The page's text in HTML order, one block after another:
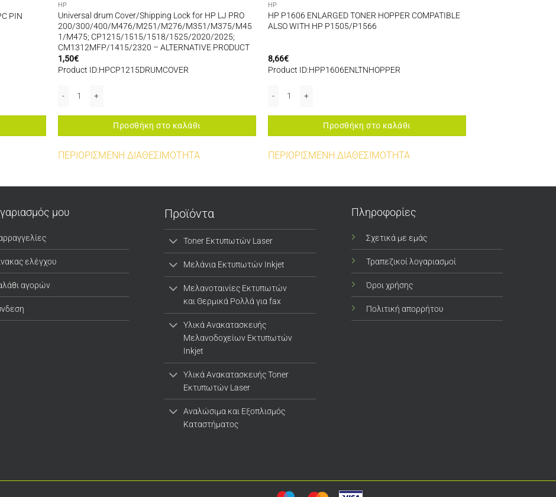
PIN
HP
Universal drum Cover/Shipping Lock for HP LJ PRO
200/300/400/M476/M251/M276/M351/M375/M45
1/M475; CP1215/1515/1518/1525/2020/2025;
CM1312MFP/1415/2320 – ALTERNATIVE PRODUCT
1,50€
Product ID:HPCP1215DRUMCOVER
Προσθήκη στο καλάθι
ΠΕΡΙΟΡΙΣΜΕΝΗ ΔΙΑΘΕΣΙΜΟΤΗΤΑ
HP
HP P1606 ENLARGED TONER HOPPER COMPATIBLE
ALSO WITH HP P1505/P1566
8,66€
Product ID:HPP1606ENLTNHOPPER
Προσθήκη στο καλάθι
ΠΕΡΙΟΡΙΣΜΕΝΗ ΔΙΑΘΕΣΙΜΟΤΗΤΑ
μου
ελέγχου
αγορών
Προϊόντα
Toner Εκτυπωτών Laser
Μελάνια Εκτυπωτών Inkjet
Μελανοταινίες Εκτυπωτών
και Θερμικά Ρολλά για fax
Υλικά Ανακατασκευής
Μελανοδοχείων Εκτυπωτών
Inkjet
Υλικά Ανακατασκευής Toner
Εκτυπωτών Laser
Αναλώσιμα και Εξοπλισμός
Καταστήματος
Πληροφορίες
Σχετικά με εμάς
Τραπεζικοί λογαριασμοί
Όροι χρήσης
Πολιτική απορρήτου